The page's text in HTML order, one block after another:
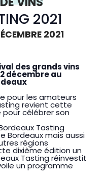
2021
2021
des grands vins
décembre au
pour les amateurs
revient cette
pour célébrer son
Tasting
Bordeaux mais aussi
régions
dixième édition un
Tasting réinvestit
un programme